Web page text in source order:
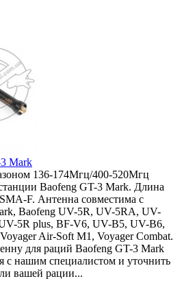
Mark
136-174Мгц/400-520Мгц
Baofeng GT-3 Mark. Длина
F. Антенна совместима с
Baofeng UV-5R, UV-5RA, UV-
5R plus, BF-V6, UV-B5, UV-В6,
Air-Soft M1, Voyager Combat.
для раций Baofeng GT-3 Mark
с нашим специалистом и уточнить
вашей рации...